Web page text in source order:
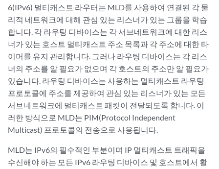
6(IPv6) 멀티캐스트 라우터는 MLD를 사용하여 연결된 각 물
리적 네트워크에 대해 관심 있는 리스너가 있는 그룹을 학습
합니다. 각 라우팅 디바이스는 각 서브네트워크에 대한 리스
너가 있는 호스트 멀티캐스트 주소 목록과 각 주소에 대한 타
이머를 유지 관리합니다. 그러나 라우팅 디바이스는 각 리스
너의 주소를 알 필요가 없으며 각 호스트의 주소만 알 필요가
있습니다. 라우팅 디바이스는 사용하는 멀티캐스트 라우팅
프로토콜에 주소를 제공하여 관심 있는 리스너가 있는 모든
서브네트워크에 멀티캐스트 패킷이 전달되도록 합니다. 이
러한 방식으로 MLD는 PIM(Protocol Independent
Multicast) 프로토콜의 전송으로 사용됩니다.
MLD는 IPv6의 필수적인 부분이며 IP 멀티캐스트 트래픽을
수신해야 하는 모든 IPv6 라우팅 디바이스 및 호스트에서 활